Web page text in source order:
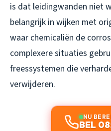
is dat leidingwanden niet
belangrijk in wijken met
waar chemicaliën de
complexere situaties
freessystemen die
verwijderen.
NU
BEL